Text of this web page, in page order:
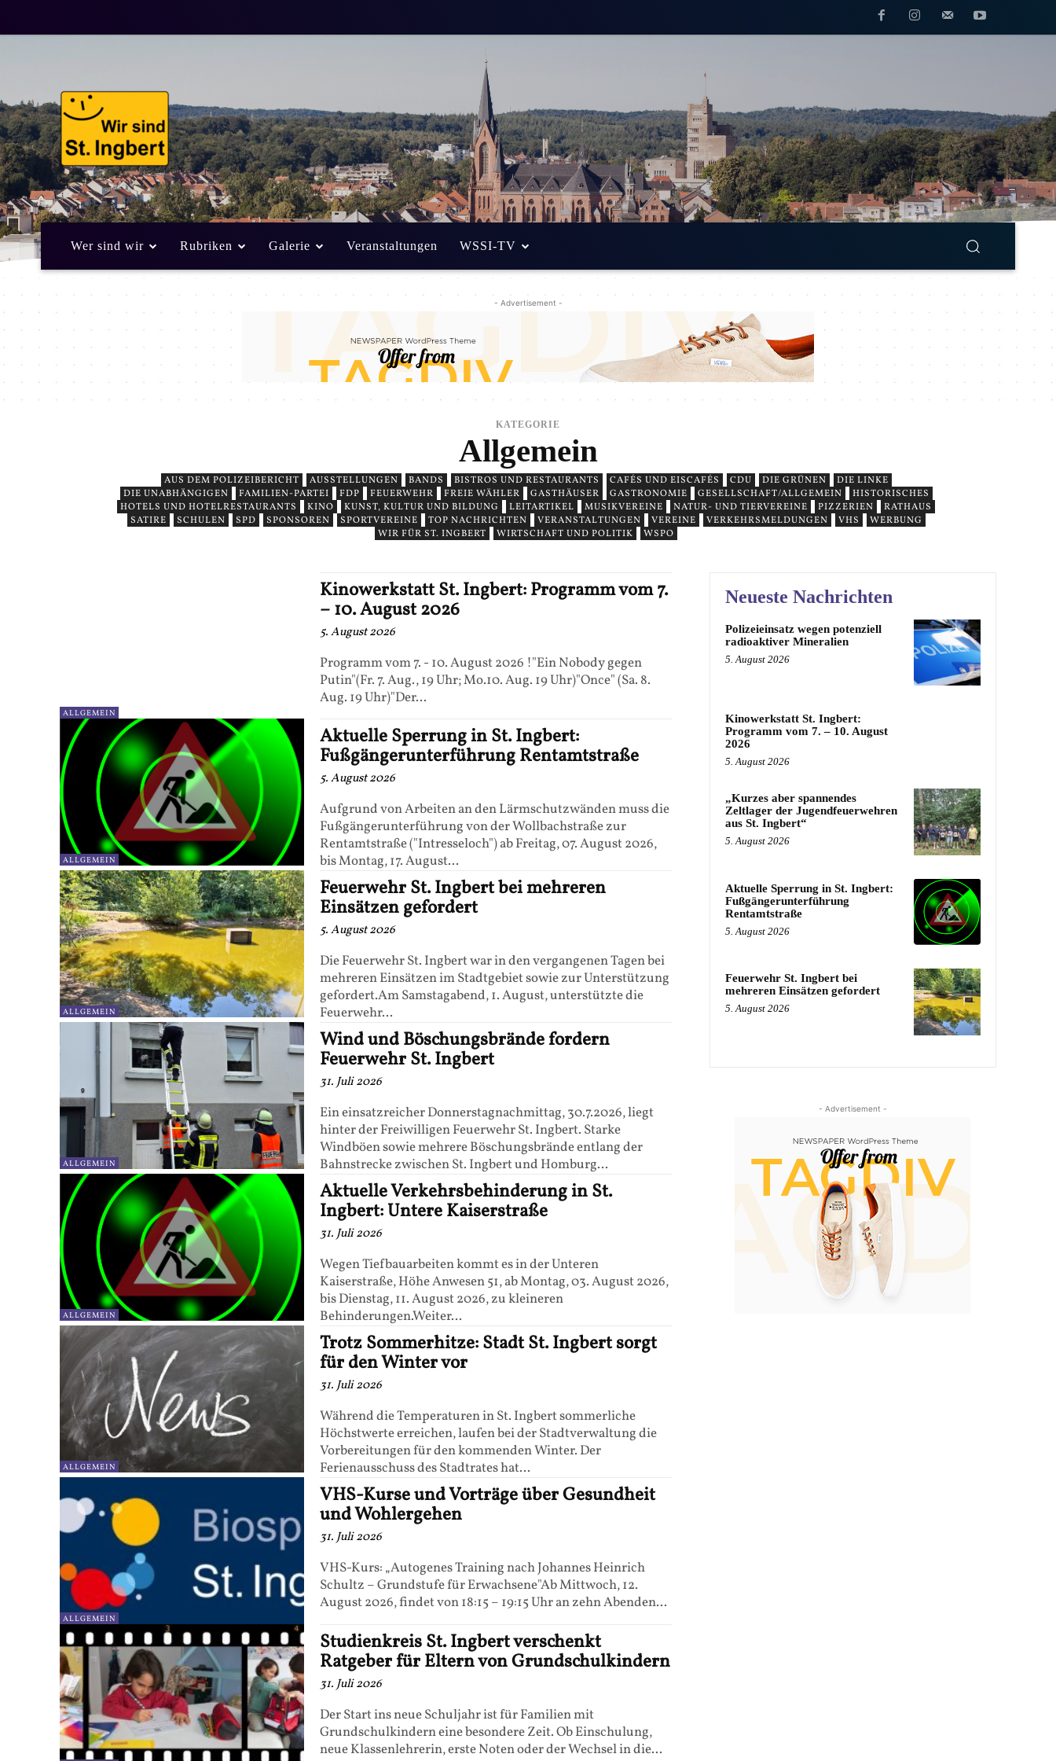
Wer sind wir Rubriken Galerie Veranstaltungen WSSI-TV
- Advertisement -
KATEGORIE
Allgemein
AUS DEM POLIZEIBERICHT AUSSTELLUNGEN BANDS BISTROS UND RESTAURANTS CAFÉS UND EISCAFÉS CDU DIE GRÜNEN
DIE LINKE
DIE UNABHÄNGIGEN
FAMILIEN-PARTEI FDP FEUERWEHR FREIE WÄHLER GASTHÄUSER GASTRONOMIE GESELLSCHAFT/ALLGEMEIN
HISTORISCHES
HOTELS UND HOTELRESTAURANTS
KINO KUNST, KULTUR UND BILDUNG LEITARTIKEL MUSIKVEREINE NATUR- UND TIERVEREINE PIZZERIEN
RATHAUS
SATIRE
SCHULEN SPD SPONSOREN SPORTVEREINE TOP NACHRICHTEN VERANSTALTUNGEN VEREINE VERKEHRSMELDUNGEN VHS
WERBUNG
WIR FÜR ST. INGBERT
WIRTSCHAFT UND POLITIK WSPO
ALLGEMEIN
Kinowerkstatt St. Ingbert: Programm vom 7.
– 10. August 2026
5. August 2026
Programm vom 7. - 10. August 2026 !"Ein Nobody gegen
Putin"(Fr. 7. Aug., 19 Uhr; Mo.10. Aug. 19 Uhr)"Once" (Sa. 8.
Aug. 19 Uhr)"Der...
ALLGEMEIN
Aktuelle Sperrung in St. Ingbert:
Fußgängerunterführung Rentamtstraße
5. August 2026
Aufgrund von Arbeiten an den Lärmschutzwänden muss die
Fußgängerunterführung von der Wollbachstraße zur
Rentamtstraße ("Intresseloch") ab Freitag, 07. August 2026,
bis Montag, 17. August...
ALLGEMEIN
Feuerwehr St. Ingbert bei mehreren
Einsätzen gefordert
5. August 2026
Die Feuerwehr St. Ingbert war in den vergangenen Tagen bei
mehreren Einsätzen im Stadtgebiet sowie zur Unterstützung
gefordert.Am Samstagabend, 1. August, unterstützte die
Feuerwehr...
ALLGEMEIN
Wind und Böschungsbrände fordern
Feuerwehr St. Ingbert
31. Juli 2026
Ein einsatzreicher Donnerstagnachmittag, 30.7.2026, liegt
hinter der Freiwilligen Feuerwehr St. Ingbert. Starke
Windböen sowie mehrere Böschungsbrände entlang der
Bahnstrecke zwischen St. Ingbert und Homburg...
ALLGEMEIN
Aktuelle Verkehrsbehinderung in St.
Ingbert: Untere Kaiserstraße
31. Juli 2026
Wegen Tiefbauarbeiten kommt es in der Unteren
Kaiserstraße, Höhe Anwesen 51, ab Montag, 03. August 2026,
bis Dienstag, 11. August 2026, zu kleineren
Behinderungen.Weiter...
ALLGEMEIN
Trotz Sommerhitze: Stadt St. Ingbert sorgt
für den Winter vor
31. Juli 2026
Während die Temperaturen in St. Ingbert sommerliche
Höchstwerte erreichen, laufen bei der Stadtverwaltung die
Vorbereitungen für den kommenden Winter. Der
Ferienausschuss des Stadtrates hat...
ALLGEMEIN
VHS-Kurse und Vorträge über Gesundheit
und Wohlergehen
31. Juli 2026
VHS-Kurs: „Autogenes Training nach Johannes Heinrich
Schultz – Grundstufe für Erwachsene"Ab Mittwoch, 12.
August 2026, findet von 18:15 – 19:15 Uhr an zehn Abenden...
Studienkreis St. Ingbert verschenkt
Ratgeber für Eltern von Grundschulkindern
31. Juli 2026
Der Start ins neue Schuljahr ist für Familien mit
Grundschulkindern eine besondere Zeit. Ob Einschulung,
neue Klassenlehrerin, erste Noten oder der Wechsel in die...
Neueste Nachrichten
Polizeieinsatz wegen potenziell
radioaktiver Mineralien
5. August 2026
Kinowerkstatt St. Ingbert:
Programm vom 7. – 10. August
2026
5. August 2026
„Kurzes aber spannendes
Zeltlager der Jugendfeuerwehren
aus St. Ingbert“
5. August 2026
Aktuelle Sperrung in St. Ingbert:
Fußgängerunterführung
Rentamtstraße
5. August 2026
Feuerwehr St. Ingbert bei
mehreren Einsätzen gefordert
5. August 2026
- Advertisement -